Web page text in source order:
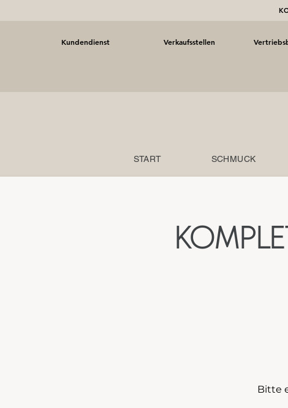
Kundendienst Verkaufsstellen
START SCHMUCK
Bitte